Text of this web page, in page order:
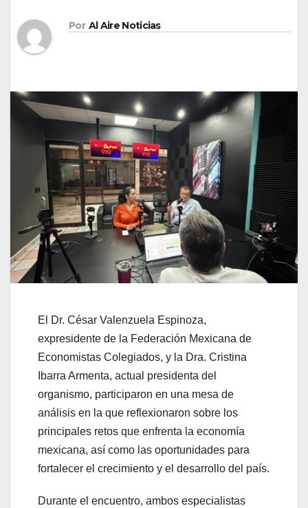
Por Al Aire Noticias
El Dr. César Valenzuela Espinoza,
expresidente de la Federación Mexicana de
Economistas Colegiados, y la Dra. Cristina
Ibarra Armenta, actual presidenta del
organismo, participaron en una mesa de
análisis en la que reflexionaron sobre los
principales retos que enfrenta la economía
mexicana, así como las oportunidades para
fortalecer el crecimiento y el desarrollo del país.
Durante el encuentro, ambos especialistas